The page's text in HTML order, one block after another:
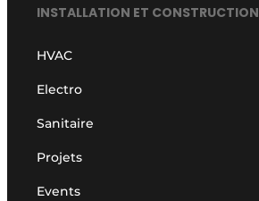
INSTALLATION ET CONSTRUCTION
HVAC
Electro
Sanitaire
Projets
Events